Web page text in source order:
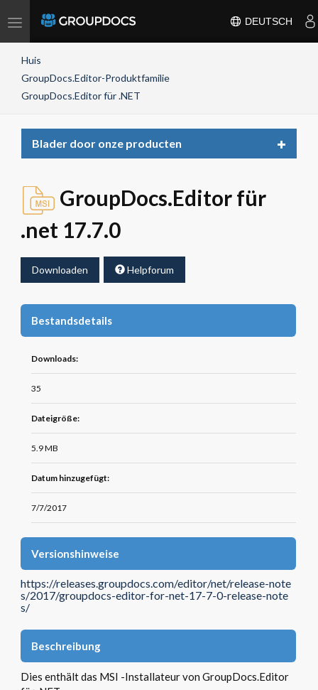
Toggle
DEUTSCH
Huis
GroupDocs.Editor-Produktfamilie
GroupDocs.Editor für .NET
Blader door onze producten
Toggle
GroupDocs.Editor für
.net 17.7.0
Downloaden Helpforum
Bestandsdetails
Downloads:
35
Dateigröße:
5.9 MB
Datum hinzugefügt:
7/7/2017
Versionshinweise
https://releases.groupdocs.com/editor/net/release-note
s/2017/groupdocs-editor-for-net-17-7-0-release-note
s/
Beschreibung
Dies enthält das MSI -Installateur von GroupDocs.Editor